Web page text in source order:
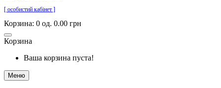
[ особистий кабінет ]
Корзина: 0 од. 0.00 грн
Корзина
Ваша корзина пуста!
Меню